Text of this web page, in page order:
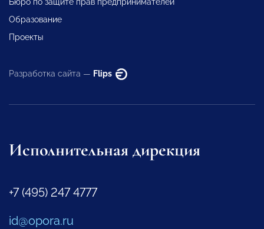
Бюро по защите прав предпринимателей
Образование
Проекты
Разработка сайта — Flips
Исполнительная дирекция
+7 (495) 247 4777
id@opora.ru